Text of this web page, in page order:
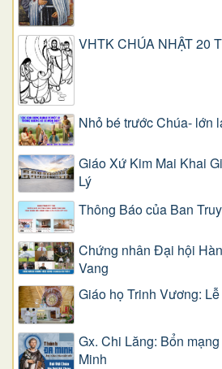
VHTK CHÚA NHẬT 20
Nhỏ bé trước Chúa- lớn
Giáo Xứ Kim Mai Khai
Lý
Thông Báo của Ban
Chứng nhân Đại hội
Vang
Giáo họ Trinh Vương:
Gx. Chi Lăng: Bổn
Minh